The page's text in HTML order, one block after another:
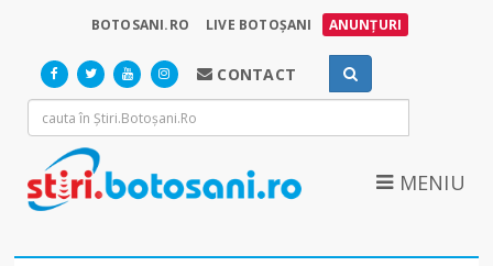
BOTOSANI.RO LIVE BOTOȘANI ANUNȚURI
CONTACT
MENIU